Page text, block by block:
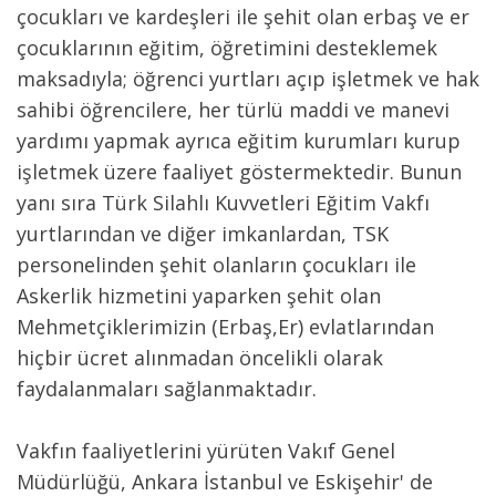
çocukları ve kardeşleri ile şehit olan erbaş ve er
çocuklarının eğitim, öğreti­mini desteklemek
maksadıyla; öğrenci yurtları açıp işletmek ve hak
sahibi öğrencilere, her türlü maddi ve manevi
yardımı yapmak ayrıca eğitim kurumları kurup
işletmek üzere faaliyet göstermektedir. Bunun
yanı sıra Türk Silahlı Kuvvetleri Eğitim Vakfı
yurtlarından ve diğer imkanlardan, TSK
personelinden şehit olanların çocukları ile
Askerlik hizmetini yaparken şehit olan
Mehmetçiklerimizin (Erbaş,Er) evlatlarından
hiçbir ücret alınmadan öncelikli olarak
faydalanmaları sağlanmaktadır.
Vakfın faaliyetlerini yürüten Vakıf Genel
Müdürlüğü, Ankara İstanbul ve Eskişehir' de